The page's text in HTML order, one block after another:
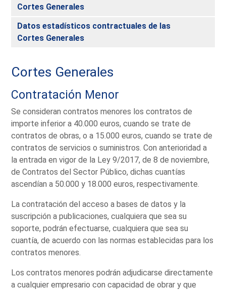
Cortes Generales
Datos estadísticos contractuales de las
Cortes Generales
Cortes Generales
Contratación Menor
Se consideran contratos menores los contratos de
importe inferior a 40.000 euros, cuando se trate de
contratos de obras, o a 15.000 euros, cuando se trate de
contratos de servicios o suministros. Con anterioridad a
la entrada en vigor de la Ley 9/2017, de 8 de noviembre,
de Contratos del Sector Público, dichas cuantías
ascendían a 50.000 y 18.000 euros, respectivamente.
La contratación del acceso a bases de datos y la
suscripción a publicaciones, cualquiera que sea su
soporte, podrán efectuarse, cualquiera que sea su
cuantía, de acuerdo con las normas establecidas para los
contratos menores.
Los contratos menores podrán adjudicarse directamente
a cualquier empresario con capacidad de obrar y que